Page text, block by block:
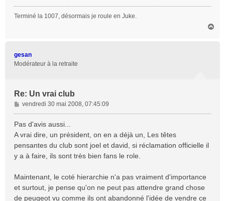
Terminé la 1007, désormais je roule en Juke.
gesan
Modérateur à la retraite
Re: Un vrai club
M
e
s
g
e
vendredi 30 mai 2008, 07:45:09
Pas d'avis aussi...
A vrai dire, un président, on en a déjà un, Les têtes
pensantes du club sont joel et david, si réclamation officielle il
y a à faire, ils sont très bien fans le role.
Maintenant, le coté hierarchie n'a pas vraiment d'importance
et surtout, je pense qu'on ne peut pas attendre grand chose
de peugeot vu comme ils ont abandonné l'idée de vendre ce